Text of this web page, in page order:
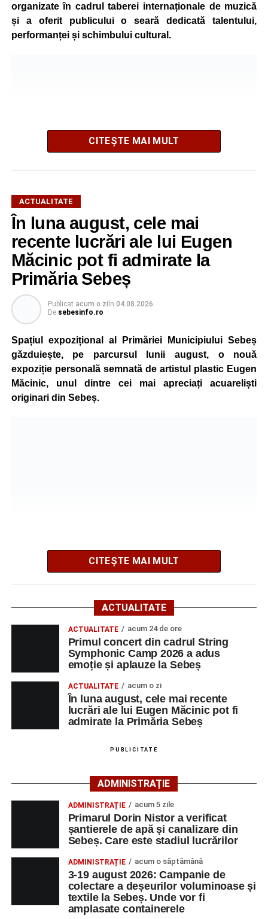
organizate în cadrul taberei internaționale de muzică
și a oferit publicului o seară dedicată talentului,
performanței și schimbului cultural.
String Symphonic Camp 2026 reunește tineri
instrumentiști din 6 țări, alături de voluntari și foști elevi ai
Liceului de Arte „Regina Maria”, din Alba Iulia, care
participă, timp de o săptămână, la cursuri de
perfecționare, repetiții și activități artistice desfășurate sub
îndrumarea unor profesori și mentori.
tinerilor muzicieni și munca depusă în cadrul taberei, iar
spectatorii au răsplătit prestațiile cu aplauze îndelungate.
Camp 2026, proiect susținut deRotary Club Alba Iulia,
care urmărește să ofere tinerilor muzicieni oportunitatea
de a se perfecționa, de a colabora cu artiști din alte țări și
de a evolua împreună în fața publicului.
CITEȘTE MAI MULT
ACTUALITATE
În luna august, cele mai
recente lucrări ale lui Eugen
Măcinic pot fi admirate la
Primăria Sebeș
Publicat acum o ziîn 04.08.2026
De sebesinfo.ro
Spațiul expozițional al Primăriei Municipiului Sebeș
găzduiește, pe parcursul lunii august, o nouă
expoziție personală semnată de artistul plastic Eugen
Măcinic, unul dintre cei mai apreciați acuareliști
originari din Sebeș.
Vizitatorii pot admira o colecție de lucrări recente,
caracterizată printr-o paletă cromatică bogată și teme
inspirate din natură.
„Sunt lucrări în acuarelă – peisaje, flori și marine – recent
a declarat artistul Eugen Măcinic.
Expoziția reunește creații realizate în tehnica acuarelei și
poate fi vizitată în spațiul expozițional al Primăriei
Municipiului Sebeș pe tot parcursul lunii august 2026.
Originar din Sebeș, Eugen Măcinic este membru al
pentru lucrările sale în acuarelă, expuse de-a lungul
în alte orașe din țară.
Artistul se remarcă prin peisaje și compoziții inspirate din
natură și patrimoniul local, iar lucrările sale sunt apreciate
pentru sensibilitatea cromatică și expresivitatea artistică.
Noua expoziție oferă publicului ocazia de a descoperi
cele mai recente creații ale artistului și reprezintă o nouă
invitație la întâlnirea cu arta într-un spațiu accesibil
comunității locale.
CITEȘTE MAI MULT
ACTUALITATE
ACTUALITATE acum 24 de ore
Primul concert din cadrul String
Symphonic Camp 2026 a adus
emoție și aplauze la Sebeș
ACTUALITATE acum o zi
În luna august, cele mai recente
lucrări ale lui Eugen Măcinic pot fi
admirate la Primăria Sebeș
PUBLICITATE
ADMINISTRAȚIE
ADMINISTRAȚIE acum 5 zile
Primarul Dorin Nistor a verificat
șantierele de apă și canalizare din
Sebeș. Care este stadiul lucrărilor
ADMINISTRAȚIE acum o săptămână
3-19 august 2026: Campanie de
colectare a deșeurilor voluminoase și
textile la Sebeș. Unde vor fi
amplasate containerele